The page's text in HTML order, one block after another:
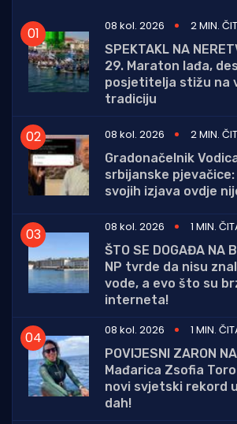
08 kol. 2026
2 MIN.
SPEKTAKL NA
29. Maraton lađa,
posjetitelja stižu na
tradiciju
08 kol. 2026
2 MIN.
Gradonačelnik
srbijanske pjevačice:
svojih izjava ovdje
08 kol. 2026
1 MIN.
ŠTO SE DOGAĐA NA
NP tvrde da nisu
vode, a evo što su
interneta!
08 kol. 2026
1 MIN.
POVIJESNI ZARON
Mađarica Zsofia
novi svjetski rekord
dah!